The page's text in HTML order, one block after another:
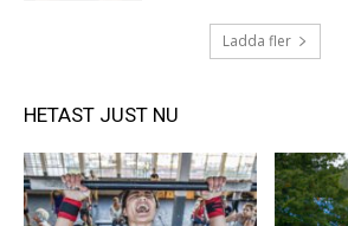
Ladda fler
HETAST JUST NU